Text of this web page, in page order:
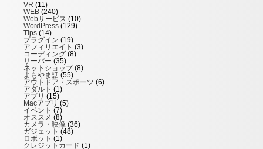
VR (11)
WEB (240)
Webサービス (10)
WordPress (129)
Tips (14)
プラグイン (19)
アフィリエイト (3)
コーディング (8)
サーバー (35)
ネットショップ(8)
よもやま話 (55)
アウトドア・スポーツ (6)
アダルト (1)
アプリ (15)
Macアプリ (5)
イベント (7)
オススメ (8)
カメラ・映像 (36)
ガジェット (48)
ロボット (1)
クレジットカード (1)